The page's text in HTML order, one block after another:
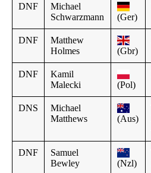
DNF
Michael
Schwarzmann
(Ger)
DNF
Matthew
Holmes
(Gbr)
DNF
Kamil
Malecki
(Pol)
DNS
Michael
Matthews
(Aus)
DNF
Samuel
Bewley
(Nzl)